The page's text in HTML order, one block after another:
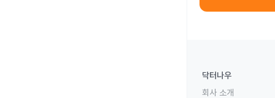
닥터나우
회사 소개